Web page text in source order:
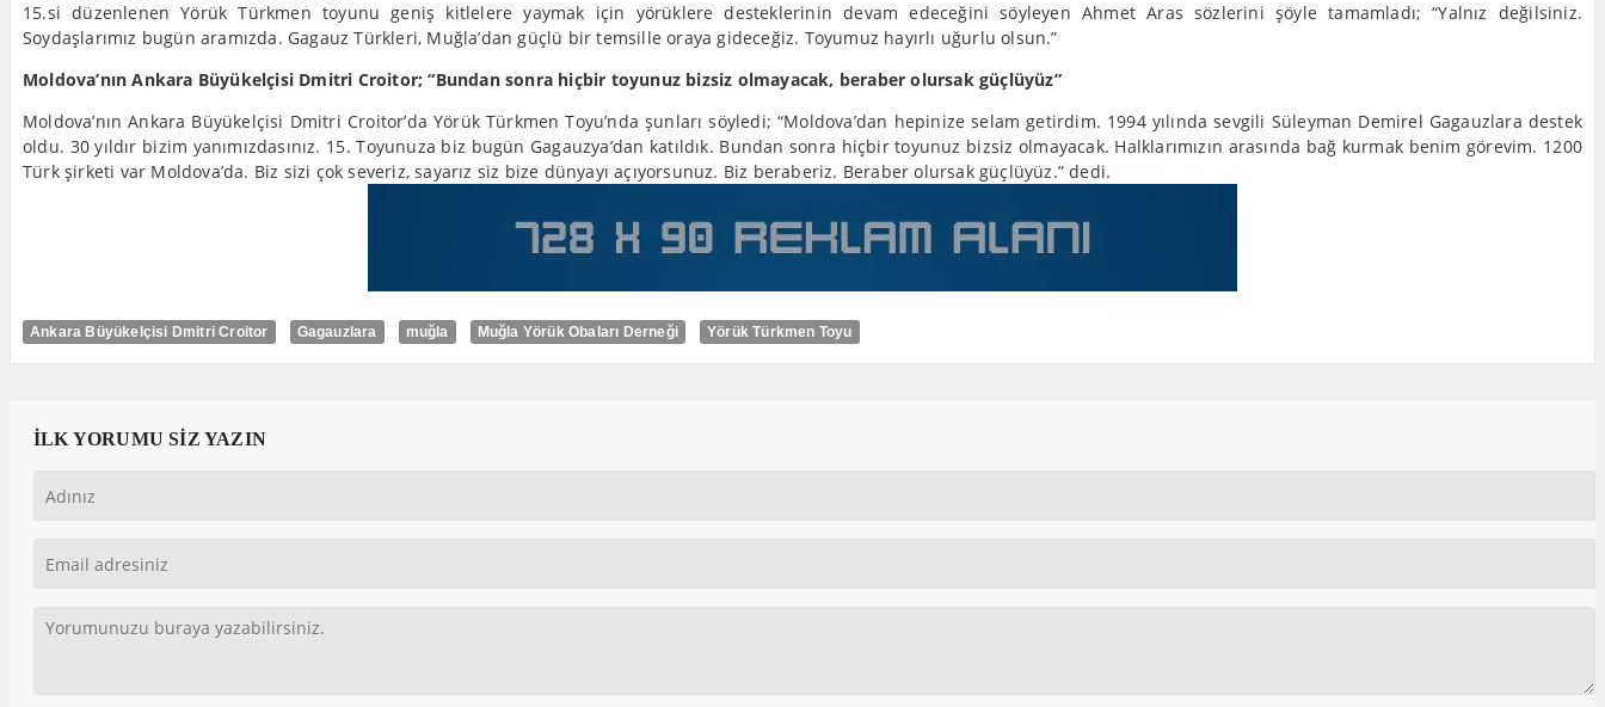
15.si düzenlenen Yörük Türkmen toyunu geniş kitlelere yaymak için yörüklere desteklerinin devam edeceğini söyleyen Ahmet Aras sözlerini şöyle tamamladı; “Yalnız değilsiniz.
Soydaşlarımız bugün aramızda. Gagauz Türkleri, Muğla’dan güçlü bir temsille oraya gideceğiz. Toyumuz hayırlı uğurlu olsun.”
Moldova’nın Ankara Büyükelçisi Dmitri Croitor; “Bundan sonra hiçbir toyunuz bizsiz olmayacak, beraber olursak güçlüyüz”
Moldova’nın Ankara Büyükelçisi Dmitri Croitor’da Yörük Türkmen Toyu’nda şunları söyledi; “Moldova’dan hepinize selam getirdim. 1994 yılında sevgili Süleyman Demirel Gagauzlara destek
oldu. 30 yıldır bizim yanımızdasınız. 15. Toyunuza biz bugün Gagauzya’dan katıldık. Bundan sonra hiçbir toyunuz bizsiz olmayacak. Halklarımızın arasında bağ kurmak benim görevim. 1200
Türk şirketi var Moldova’da. Biz sizi çok severiz, sayarız siz bize dünyayı açıyorsunuz. Biz beraberiz. Beraber olursak güçlüyüz.” dedi.
Ankara Büyükelçisi Dmitri Croitor Gagauzlara muğla Muğla Yörük Obaları Derneği Yörük Türkmen Toyu
İLK YORUMU SİZ YAZIN